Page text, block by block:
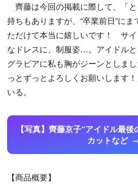
齊藤は今回の掲載に際して、「
持ちもありますが、“卒業前日”に
ただけて本当に嬉しいです！ サ
なドレスに、制服姿…。アイドル
グラビアに私も胸がジーンとし
っとずっとよろしくお願いします
いる。
【写真】齊藤京子“アイドル最
カットなど
【商品概要】